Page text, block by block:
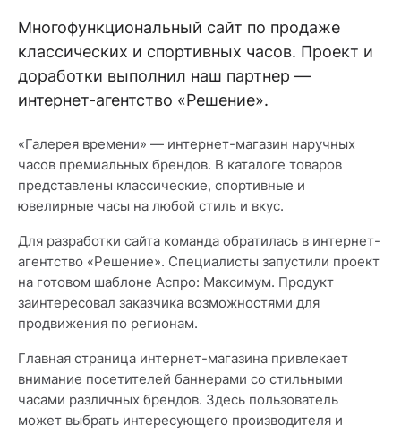
Многофункциональный сайт по продаже
классических и спортивных часов. Проект и
доработки выполнил наш партнер —
интернет-агентство «Решение».
«Галерея времени» — интернет-магазин наручных
часов премиальных брендов. В каталоге товаров
представлены классические, спортивные и
ювелирные часы на любой стиль и вкус.
Для разработки сайта команда обратилась в интернет-
агентство «Решение». Специалисты запустили проект
на готовом шаблоне Аспро: Максимум. Продукт
заинтересовал заказчика возможностями для
продвижения по регионам.
Главная страница интернет-магазина привлекает
внимание посетителей баннерами со стильными
часами различных брендов. Здесь пользователь
может выбрать интересующего производителя и